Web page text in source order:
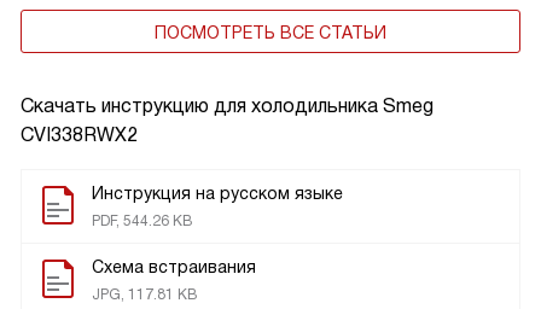
Скачать инструкцию для холодильника Smeg
CVI338RWX2
Инструкция на русском языке
PDF, 544.26 KB
Схема встраивания
JPG, 117.81 KB
ПОСМОТРЕТЬ ВСЕ СТАТЬИ